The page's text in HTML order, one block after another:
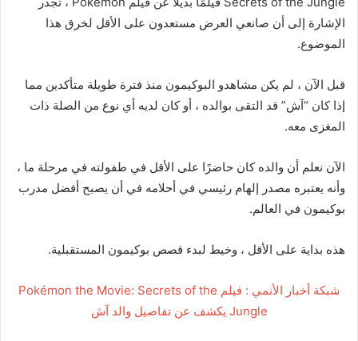
الإشارة إلى أن صانعي العرض مستعدون على الأقل لخرق هذا
الموضوع.
قبل الآن ، لم يكن مشاهدو البوكيمون منذ فترة طويلة متأكدين مما
إذا كان “آش” قد التقى بوالده ، أو كان لديه أي نوع من الصلة ذات
المغزى معه.
الآن نعلم أن والده كان حاضرًا على الأقل في طفولته في مرحلة ما ،
وأنه يعتبره مصدر إلهام رئيسي في أحلامه في أن يصبح أفضل مدرب
بوكيمون في العالم.
هذه بداية على الأقل ، وخيط لبدء قصص بوكيمون المستقبلية.
شبكة أخبار الأنمي : فيلم Pokémon the Movie: Secrets of the
Jungle يكشف عن تفاصيل والد آش